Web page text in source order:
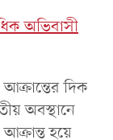
অভিবাসী
দিক
অবস্থানে
হয়ে